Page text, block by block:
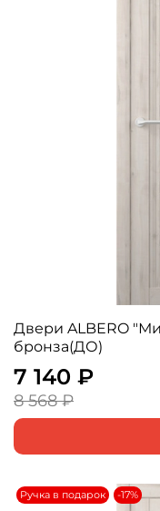
Двери ALBERO
бронза(ДО)
7 140 ₽
8 568 ₽
Ручка в подарок -17%